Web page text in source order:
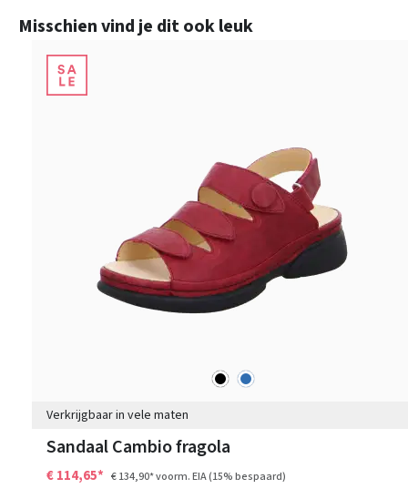
Productgalerij overslaan
Misschien vind je dit ook leuk
zwartblauw
Verkrijgbaar in vele maten
Sandaal Cambio fragola
€ 114,65* € 134,90*voorm. EIA(15% bespaard)